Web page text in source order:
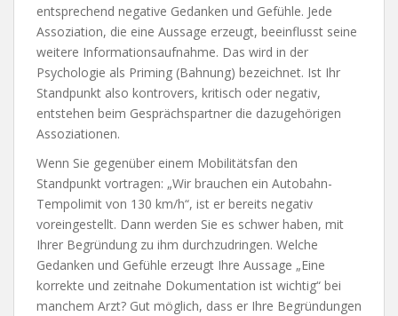
entsprechend negative Gedanken und Gefühle. Jede
Assoziation, die eine Aussage erzeugt, beeinflusst seine
weitere Informationsaufnahme. Das wird in der
Psychologie als Priming (Bahnung) bezeichnet. Ist Ihr
Standpunkt also kontrovers, kritisch oder negativ,
entstehen beim Gesprächspartner die dazugehörigen
Assoziationen.
Wenn Sie gegenüber einem Mobilitätsfan den
Standpunkt vortragen: „Wir brauchen ein Autobahn-
Tempolimit von 130 km/h“, ist er bereits negativ
voreingestellt. Dann werden Sie es schwer haben, mit
Ihrer Begründung zu ihm durchzudringen. Welche
Gedanken und Gefühle erzeugt Ihre Aussage „Eine
korrekte und zeitnahe Dokumentation ist wichtig“ bei
manchem Arzt? Gut möglich, dass er Ihre Begründungen